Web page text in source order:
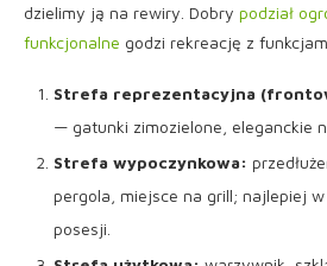
dzielimy ją na rewiry. Dobry podział
funkcjonalne godzi rekreację z
Strefa reprezentacyjna
— gatunki zimozielone, eleganckie
Strefa wypoczynkowa:
pergola, miejsce na grill; najlepiej w
posesji.